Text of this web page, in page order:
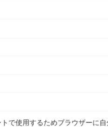
で使用するためブラウザーに